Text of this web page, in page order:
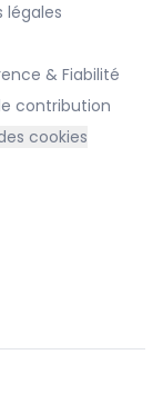
légales
& Fiabilité
contribution
cookies